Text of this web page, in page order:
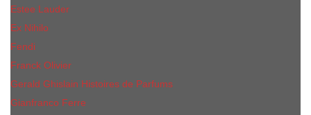
Еsteе Lаudеr
Ex Nihilo
Fendi
Franck Olivier
Gerald Ghislain Histoires de Parfums
Gianfranco Ferre